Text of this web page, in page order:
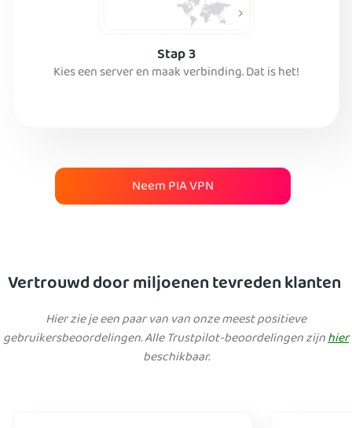
Stap 3
Kies een server en maak verbinding. Dat is het!
Neem PIA VPN
Vertrouwd door miljoenen tevreden klanten
Hier zie je een paar van van onze meest positieve
gebruikersbeoordelingen. Alle Trustpilot-beoordelingen zijnhier
beschikbaar.